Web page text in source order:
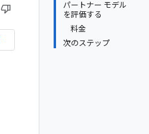
パートナー モデル
を評価する
料金
次のステップ